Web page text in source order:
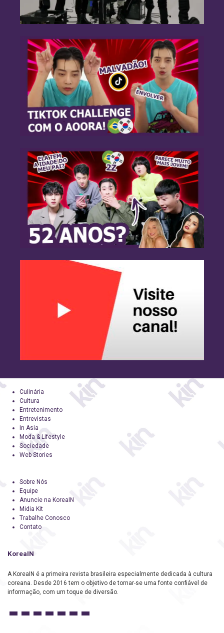
Culinária
Cultura
Entretenimento
Entrevistas
In Asia
Moda & Lifestyle
Sociedade
Web Stories
Sobre Nós
Equipe
Anuncie na KoreaIN
Midia Kit
Trabalhe Conosco
Contato
KoreaIN
A KoreaIN é a primeira revista brasileira especialmente dedicada à cultura
coreana. Desde 2016 tem o objetivo de tornar-se uma fonte confiável de
informação, com um toque de diversão.